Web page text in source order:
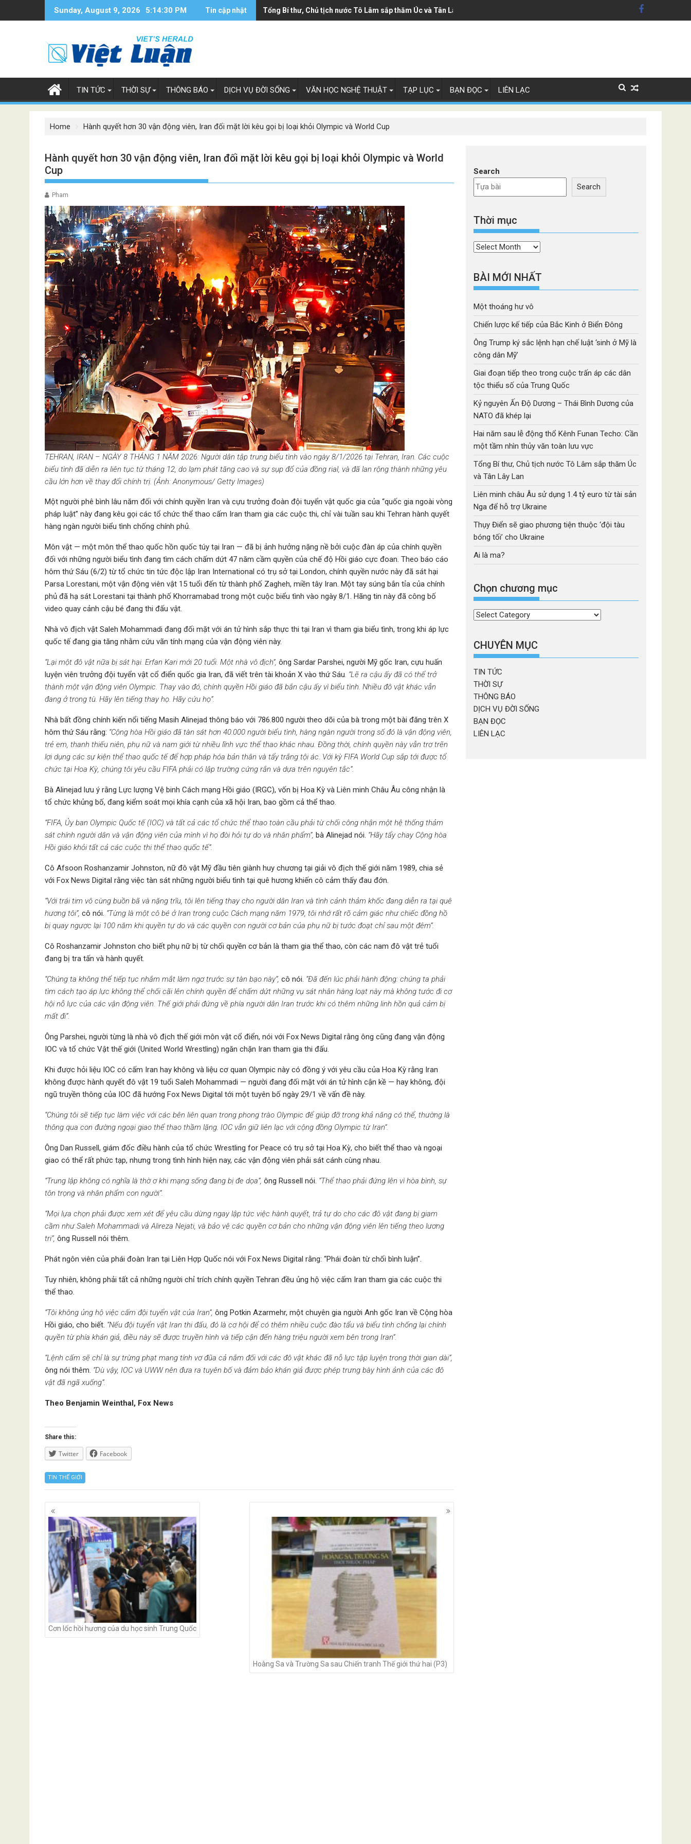
Sunday, August 9, 2026 5:14:30 PM Tin cập nhật Ông Trump ký sắc lệnh hạn chế luật 'sinh ở Mỹ là công dân Mỹ'
Tổng Bí thư, Chủ tịch nước Tô Lâm sắp thăm Úc và Tân Lây Lan
TIN TỨC THỜI SỰ THÔNG BÁO DỊCH VỤ ĐỜI SỐNG VĂN HỌC NGHỆ THUẬT TẠP LỤC BẠN ĐỌC LIÊN LẠC
Home Hành quyết hơn 30 vận động viên, Iran đối mặt lời kêu gọi bị loại khỏi Olympic và World Cup
Hành quyết hơn 30 vận động viên, Iran đối mặt lời kêu gọi bị loại khỏi Olympic và World
Cup
Pham
TEHRAN, IRAN – NGÀY 8 THÁNG 1 NĂM 2026: Người dân tập trung biểu tình vào ngày 8/1/2026 tại Tehran, Iran. Các cuộc
biểu tình đã diễn ra liên tục từ tháng 12, do lạm phát tăng cao và sự sụp đổ của đồng rial, và đã lan rộng thành những yêu
cầu lớn hơn về thay đổi chính trị. (Ảnh: Anonymous/ Getty Images)
Một người phê bình lâu năm đối với chính quyền Iran và cựu trưởng đoàn đội tuyển vật quốc gia của “quốc gia ngoài vòng
pháp luật” này đang kêu gọi các tổ chức thể thao cấm Iran tham gia các cuộc thi, chỉ vài tuần sau khi Tehran hành quyết
hàng ngàn người biểu tình chống chính phủ.
Môn vật — một môn thể thao quốc hồn quốc túy tại Iran — đã bị ảnh hưởng nặng nề bởi cuộc đàn áp của chính quyền
đối với những người biểu tình đang tìm cách chấm dứt 47 năm cầm quyền của chế độ Hồi giáo cực đoan. Theo báo cáo
hôm thứ Sáu (6/2) từ tổ chức tin tức độc lập Iran International có trụ sở tại London, chính quyền nước này đã sát hại
Parsa Lorestani, một vận động viên vật 15 tuổi đến từ thành phố Zagheh, miền tây Iran. Một tay súng bắn tỉa của chính
phủ đã hạ sát Lorestani tại thành phố Khorramabad trong một cuộc biểu tình vào ngày 8/1. Hãng tin này đã công bố
video quay cảnh cậu bé đang thi đấu vật.
Nhà vô địch vật Saleh Mohammadi đang đối mặt với án tử hình sắp thực thi tại Iran vì tham gia biểu tình, trong khi áp lực
quốc tế đang gia tăng nhằm cứu vãn tính mạng của vận động viên này.
“Lại một đô vật nữa bị sát hại. Erfan Kari mới 20 tuổi. Một nhà vô địch”, ông Sardar Parshei, người Mỹ gốc Iran, cựu huấn
luyện viên trưởng đội tuyển vật cổ điển quốc gia Iran, đã viết trên tài khoản X vào thứ Sáu. “Lẽ ra cậu ấy đã có thể trở
thành một vận động viên Olympic. Thay vào đó, chính quyền Hồi giáo đã bắn cậu ấy vì biểu tình. Nhiều đô vật khác vẫn
đang ở trong tù. Hãy lên tiếng thay họ. Hãy cứu họ”.
Nhà bất đồng chính kiến nổi tiếng Masih Alinejad thông báo với 786.800 người theo dõi của bà trong một bài đăng trên X
hôm thứ Sáu rằng: “Cộng hòa Hồi giáo đã tàn sát hơn 40.000 người biểu tình, hàng ngàn người trong số đó là vận động viên,
trẻ em, thanh thiếu niên, phụ nữ và nam giới từ nhiều lĩnh vực thể thao khác nhau. Đồng thời, chính quyền này vẫn trơ trẽn
lợi dụng các sự kiện thể thao quốc tế để hợp pháp hóa bản thân và tẩy trắng tội ác. Với kỳ FIFA World Cup sắp tới được tổ
chức tại Hoa Kỳ, chúng tôi yêu cầu FIFA phải có lập trường cứng rắn và dựa trên nguyên tắc”.
Bà Alinejad lưu ý rằng Lực lượng Vệ binh Cách mạng Hồi giáo (IRGC), vốn bị Hoa Kỳ và Liên minh Châu Âu công nhận là
tổ chức khủng bố, đang kiểm soát mọi khía cạnh của xã hội Iran, bao gồm cả thể thao.
“FIFA, Ủy ban Olympic Quốc tế (IOC) và tất cả các tổ chức thể thao toàn cầu phải từ chối công nhận một hệ thống thảm
sát chính người dân và vận động viên của mình vì họ đòi hỏi tự do và nhân phẩm”, bà Alinejad nói. “Hãy tẩy chay Cộng hòa
Hồi giáo khỏi tất cả các cuộc thi thể thao quốc tế”.
Cô Afsoon Roshanzamir Johnston, nữ đô vật Mỹ đầu tiên giành huy chương tại giải vô địch thế giới năm 1989, chia sẻ
với Fox News Digital rằng việc tàn sát những người biểu tình tại quê hương khiến cô cảm thấy đau đớn.
“Với trái tim vô cùng buồn bã và nặng trĩu, tôi lên tiếng thay cho người dân Iran và tình cảnh thảm khốc đang diễn ra tại quê
hương tôi”, cô nói. “Từng là một cô bé ở Iran trong cuộc Cách mạng năm 1979, tôi nhớ rất rõ cảm giác như chiếc đồng hồ
bị quay ngược lại 100 năm khi quyền tự do và các quyền con người cơ bản của phụ nữ bị tước đoạt chỉ sau một đêm”.
Cô Roshanzamir Johnston cho biết phụ nữ bị từ chối quyền cơ bản là tham gia thể thao, còn các nam đô vật trẻ tuổi
đang bị tra tấn và hành quyết.
“Chúng ta không thể tiếp tục nhắm mắt làm ngơ trước sự tàn bạo này”, cô nói. “Đã đến lúc phải hành động: chúng ta phải
tìm cách tạo áp lực không thể chối cãi lên chính quyền để chấm dứt những vụ sát nhân hàng loạt này mà không tước đi cơ
hội nỗ lực của các vận động viên. Thế giới phải đứng về phía người dân Iran trước khi có thêm những linh hồn quả cảm bị
mất đi”.
Ông Parshei, người từng là nhà vô địch thế giới môn vật cổ điển, nói với Fox News Digital rằng ông cũng đang vận động
IOC và tổ chức Vật thế giới (United World Wrestling) ngăn chặn Iran tham gia thi đấu.
Khi được hỏi liệu IOC có cấm Iran hay không và liệu cơ quan Olympic này có đồng ý với yêu cầu của Hoa Kỳ rằng Iran
không được hành quyết đô vật 19 tuổi Saleh Mohammadi — người đang đối mặt với án tử hình cận kề — hay không, đội
ngũ truyền thông của IOC đã hướng Fox News Digital tới một tuyên bố ngày 29/1 về vấn đề này.
“Chúng tôi sẽ tiếp tục làm việc với các bên liên quan trong phong trào Olympic để giúp đỡ trong khả năng có thể, thường là
thông qua con đường ngoại giao thể thao thầm lặng. IOC vẫn giữ liên lạc với cộng đồng Olympic từ Iran”.
Ông Dan Russell, giám đốc điều hành của tổ chức Wrestling for Peace có trụ sở tại Hoa Kỳ, cho biết thể thao và ngoại
giao có thể rất phức tạp, nhưng trong tình hình hiện nay, các vận động viên phải sát cánh cùng nhau.
“Trung lập không có nghĩa là thờ ơ khi mạng sống đang bị đe dọa”, ông Russell nói. “Thể thao phải đứng lên vì hòa bình, sự
tôn trọng và nhân phẩm con người”.
“Mọi lựa chọn phải được xem xét để yêu cầu dừng ngay lập tức việc hành quyết, trả tự do cho các đô vật đang bị giam
cầm như Saleh Mohammadi và Alireza Nejati, và bảo vệ các quyền cơ bản cho những vận động viên lên tiếng theo lương
tri”, ông Russell nói thêm.
Phát ngôn viên của phái đoàn Iran tại Liên Hợp Quốc nói với Fox News Digital rằng: “Phái đoàn từ chối bình luận”.
Tuy nhiên, không phải tất cả những người chỉ trích chính quyền Tehran đều ủng hộ việc cấm Iran tham gia các cuộc thi
thể thao.
“Tôi không ủng hộ việc cấm đội tuyển vật của Iran”, ông Potkin Azarmehr, một chuyên gia người Anh gốc Iran về Cộng hòa
Hồi giáo, cho biết. “Nếu đội tuyển vật Iran thi đấu, đó là cơ hội để có thêm nhiều cuộc đào tẩu và biểu tình chống lại chính
quyền từ phía khán giả, điều này sẽ được truyền hình và tiếp cận đến hàng triệu người xem bên trong Iran”.
“Lệnh cấm sẽ chỉ là sự trừng phạt mang tính vơ đũa cả nắm đối với các đô vật khác đã nỗ lực tập luyện trong thời gian dài”,
ông nói thêm. “Dù vậy, IOC và UWW nên đưa ra tuyên bố và đảm bảo khán giả được phép trưng bày hình ảnh của các đô
vật đã ngã xuống”.
Theo Benjamin Weinthal, Fox News
Share this:
Twitter Facebook
TIN THẾ GIỚI
Posts
navigation
Cơn lốc hồi hương của du học sinh Trung Quốc
Hoàng Sa và Trường Sa sau Chiến tranh Thế giới thứ hai (P3)
Search
Search
Thời mục
Thời
BÀI MỚI NHẤT
Một thoáng hư vô
Chiến lược kế tiếp của Bắc Kinh ở Biển Đông
Ông Trump ký sắc lệnh hạn chế luật ‘sinh ở Mỹ là
công dân Mỹ’
Giai đoạn tiếp theo trong cuộc trấn áp các dân
tộc thiểu số của Trung Quốc
Kỷ nguyên Ấn Độ Dương – Thái Bình Dương của
NATO đã khép lại
Hai năm sau lễ động thổ Kênh Funan Techo: Cần
một tầm nhìn thủy văn toàn lưu vực
Tổng Bí thư, Chủ tịch nước Tô Lâm sắp thăm Úc
và Tân Lây Lan
Liên minh châu Âu sử dụng 1.4 tỷ euro từ tài sản
Nga để hỗ trợ Ukraine
Thụy Điển sẽ giao phương tiện thuộc ‘đội tàu
bóng tối’ cho Ukraine
Ai là ma?
Chọn chương mục
Chọn
mục
CHUYÊN MỤC
TIN TỨC
THỜI SỰ
THÔNG BÁO
DỊCH VỤ ĐỜI SỐNG
BẠN ĐỌC
LIÊN LẠC